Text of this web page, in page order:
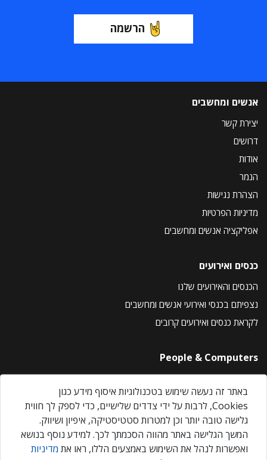
הרשמה
אנשים ומחשבים
יצירת קשר
דרושים
אודות
הנמר
הצהרת נגישות
מדיניות הפרטיות
אפליקציה אנשים ומחשבים
כנסים ואירועים
הכנסים והאירועים שלנו
נצפיתם בכנסי ואירועי אנשים ומחשבים
לקראת כנסים ואירועים קרובים
People & Computers
About Us
Privacy Policy
Contact Us
Our Events
באתר זה נעשה שימוש בטכנולוגיות איסוף מידע כגון
Cookies, לרבות על ידי צדדים שלישיים, כדי לספק לך חווית
גלישה טובה יותר וכן למטרות סטטיסטיקה, איפיון ושיווק.
המשך הגלישה באתר מהווה הסכמתך לכך. למידע נוסף בנושא
ואפשרות לנהל את השימוש באמצעים הללו, ראו את מדיניות